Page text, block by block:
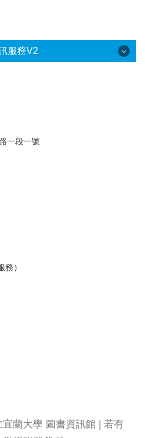
服務V2
一段一號
）
蘭大學 圖書資訊館 | 若有